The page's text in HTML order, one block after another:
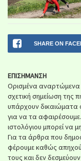
SHARE ON
ΕΠΙΣΗΜΑΝΣΗ
Ορισμένα αναρτώμενα
σχετική σημείωση της
υπάρχουν
για να τα
ιστολόγιου μπορεί να
Για τα άρθρα που
φέρουμε καθώς
τους και δεν